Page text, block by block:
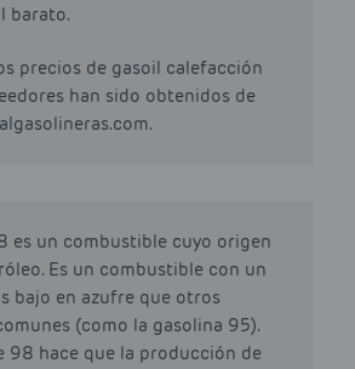
barato.
precios de gasoil calefacción
han sido obtenidos de
es un combustible cuyo origen
Es un combustible con un
bajo en azufre que otros
(como la gasolina 95).
98 hace que la producción de